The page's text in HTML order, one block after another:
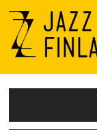
Menu